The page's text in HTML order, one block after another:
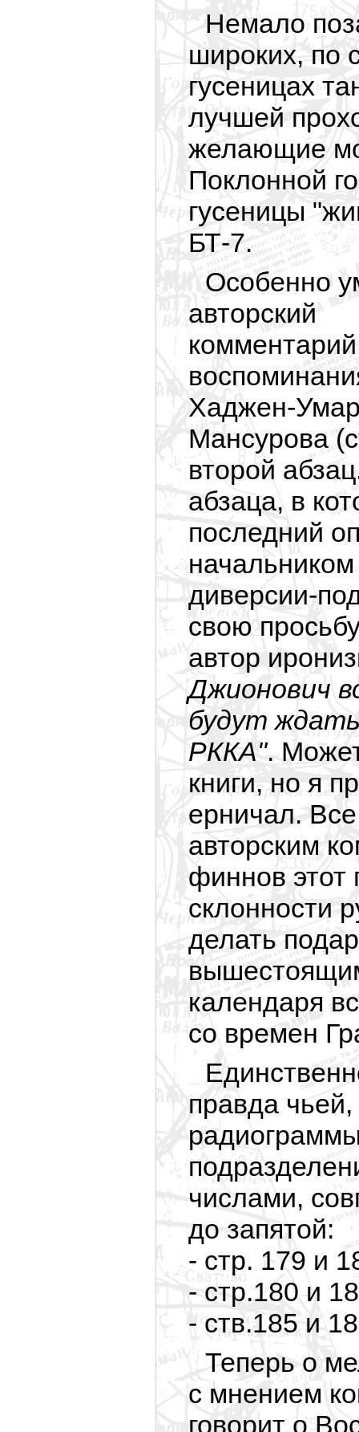
Немало
широких, по
гусеницах
лучшей
желающие
Поклонной
гусеницы
БТ-7.
Особенно
авторский
Хаджен-
Мансурова
второй
абзаца, в
последний
диверсии-
свою
автор
Джионович
будут
РККА".
книги, но я
ерничал.
авторским
финнов этот
склонности
делать
календаря
со времен
правда чьей,
числами,
до запятой:
- стр. 179 и
- стр.180 и
- ств.185 и
Теперь о
с мнением
говорит о